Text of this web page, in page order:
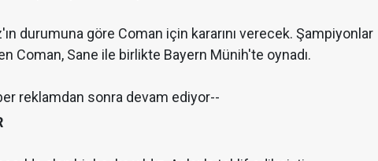
durumuna göre Coman için kararını verecek. Şampiyonlar
Coman, Sane ile birlikte Bayern Münih'te oynadı.
reklamdan sonra devam ediyor--